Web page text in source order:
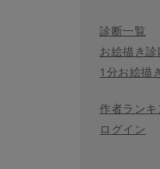
診断一覧
お絵描き
1分お絵描
作者ラン
ログイン